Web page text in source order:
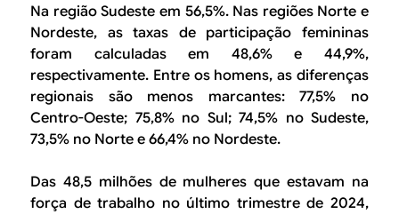
Na região Sudeste em 56,5%. Nas regiões Norte e
Nordeste, as taxas de participação femininas
foram calculadas em 48,6% e 44,9%,
respectivamente. Entre os homens, as diferenças
regionais são menos marcantes: 77,5% no
Centro-Oeste; 75,8% no Sul; 74,5% no Sudeste,
73,5% no Norte e 66,4% no Nordeste.
Das 48,5 milhões de mulheres que estavam na
força de trabalho no último trimestre de 2024,